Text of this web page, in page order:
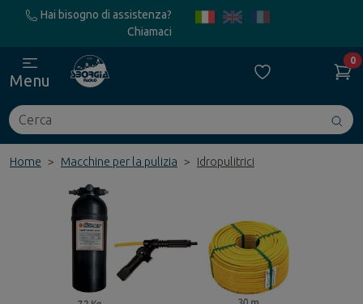
Hai bisogno di assistenza?
Chiamaci
Cerca
0
Menu
Home Macchine per la pulizia Idropulitrici